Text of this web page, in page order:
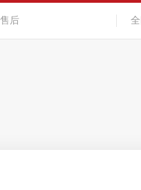
售后 全